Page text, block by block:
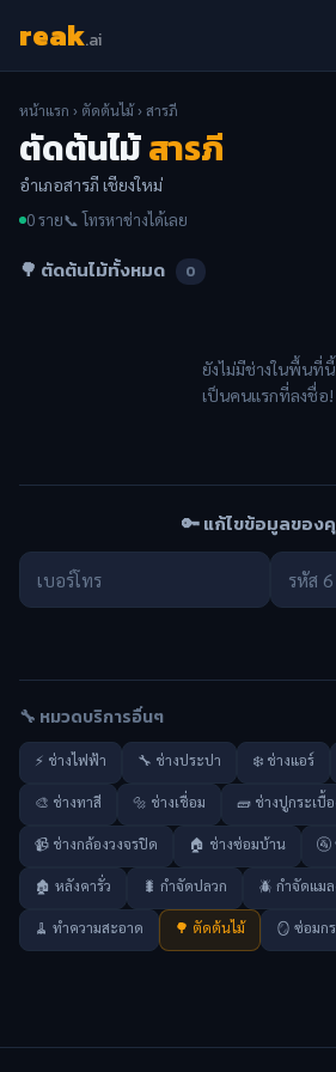
reak.ai
หน้าแรก › ตัดต้นไม้› สารภี
ตัดต้นไม้สารภี
อำเภอสารภี เชียงใหม่
0 ราย📞 โทรหาช่างได้เลย
🌳 ตัดต้นไม้ทั้งหมด 0
ยังไม่มีช่างในพื้นที่นี้
เป็นคนแรกที่ลงชื่อ!
🔑 แก้ไขข้อมูลของ
🔧 หมวดบริการอื่นๆ
⚡ ช่างไฟฟ้า 🔧 ช่างประปา ❄️ ช่างแอร์
🎨 ช่างทาสี 🔩 ช่างเชื่อม 🧱 ช่างปูกระเบื้อ
📹 ช่างกล้องวงจรปิด 🏠 ช่างซ่อมบ้าน 🚰
🏚️ หลังคารั่ว 🐛 กำจัดปลวก 🪲 กำจัดแมล
🧹 ทำความสะอาด 🌳 ตัดต้นไม้ 🪞 ซ่อมก